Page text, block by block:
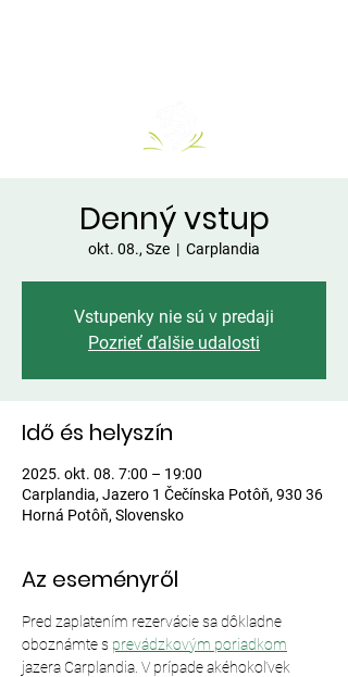
Denný vstup
okt. 08., Sze
  |
Carplandia
Vstupenky nie sú v predaji
Pozrieť ďalšie udalosti
Idő és helyszín
2025. okt. 08. 7:00 – 19:00
Carplandia, Jazero 1 Čečínska Potôň, 930 36
Horná Potôň, Slovensko
Az eseményről
Pred zaplatením rezervácie sa dôkladne
oboznámte s prevádzkovým poriadkom
jazera Carplandia. V prípade akéhokoľvek